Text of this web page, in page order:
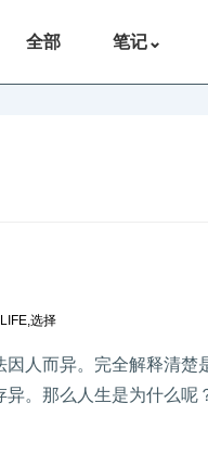
全部 笔记⌄
LIFE,选择
人而异。完全解释清楚
异。那么人生是为什么